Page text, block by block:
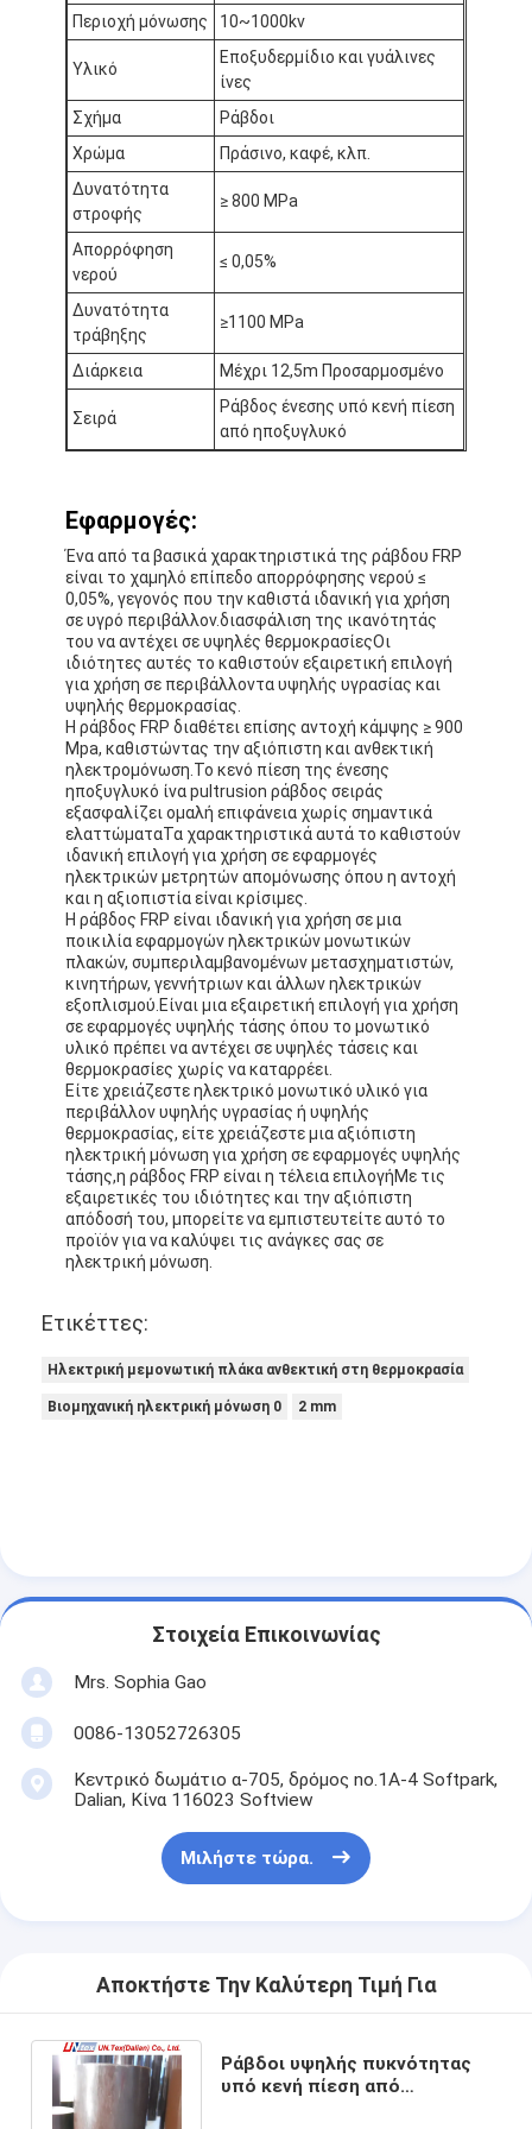
Γύρος εργοστασίων
Ποιοτικός έλεγχος
Μας ελάτε σε επαφή με
Συγκολλητική ταινία μόνωσης
Ταινία μόνωσης υφασμάτων γυαλιού
Ανθεκτική στη θερμότητα ταινία μόνωσης
Κολλητική ταινία υφασμάτων γυαλιού
Κολλητική ταινία ταινιών Polyimide
Ταινία υφασμάτων γυαλιού φύλλων αλουμινίου αργιλίου
Αντιμέτωπο φύλλο αλουμινίου έγγραφο της Kraft
Ύφασμα φίμπεργκλας φύλλων αλουμινίου αργιλίου
Scrim φύλλων αλουμινίου ταινία
Ταινία αγωγών υφασμάτων
Το διπλάσιο πλαισίωσε την κολλητική ταινία
Κολλητική ταινία της PET
Ρίψη επένδυσης ακρίβειας
Ηλεκτρική πίνακα μόνωσης
Περιοχή μόνωσης 10~1000kv
Υλικό
Εποξυδερμίδιο και γυάλινες
ίνες
Σχήμα
Ράβδοι
Χρώμα
Πράσινο, καφέ, κλπ.
Δυνατότητα
στροφής
≥ 800 MPa
Απορρόφηση
νερού
≤ 0,05%
Δυνατότητα
τράβηξης
≥1100 MPa
Διάρκεια Μέχρι 12,5m Προσαρμοσμένο
Σειρά
Ράβδος ένεσης υπό κενή πίεση
από ηποξυγλυκό
Εφαρμογές:
Ένα από τα βασικά χαρακτηριστικά της ράβδου FRP
είναι το χαμηλό επίπεδο απορρόφησης νερού ≤
0,05%, γεγονός που την καθιστά ιδανική για χρήση
σε υγρό περιβάλλον.διασφάλιση της ικανότητάς
του να αντέχει σε υψηλές θερμοκρασίεςΟι
ιδιότητες αυτές το καθιστούν εξαιρετική επιλογή
για χρήση σε περιβάλλοντα υψηλής υγρασίας και
υψηλής θερμοκρασίας.
Η ράβδος FRP διαθέτει επίσης αντοχή κάμψης ≥ 900
Mpa, καθιστώντας την αξιόπιστη και ανθεκτική
ηλεκτρομόνωση.Το κενό πίεση της ένεσης
ηποξυγλυκό ίνα pultrusion ράβδος σειράς
εξασφαλίζει ομαλή επιφάνεια χωρίς σημαντικά
ελαττώματαΤα χαρακτηριστικά αυτά το καθιστούν
ιδανική επιλογή για χρήση σε εφαρμογές
ηλεκτρικών μετρητών απομόνωσης όπου η αντοχή
και η αξιοπιστία είναι κρίσιμες.
Η ράβδος FRP είναι ιδανική για χρήση σε μια
ποικιλία εφαρμογών ηλεκτρικών μονωτικών
πλακών, συμπεριλαμβανομένων μετασχηματιστών,
κινητήρων, γεννήτριων και άλλων ηλεκτρικών
εξοπλισμού.Είναι μια εξαιρετική επιλογή για χρήση
σε εφαρμογές υψηλής τάσης όπου το μονωτικό
υλικό πρέπει να αντέχει σε υψηλές τάσεις και
θερμοκρασίες χωρίς να καταρρέει.
Είτε χρειάζεστε ηλεκτρικό μονωτικό υλικό για
περιβάλλον υψηλής υγρασίας ή υψηλής
θερμοκρασίας, είτε χρειάζεστε μια αξιόπιστη
ηλεκτρική μόνωση για χρήση σε εφαρμογές υψηλής
τάσης,η ράβδος FRP είναι η τέλεια επιλογήΜε τις
εξαιρετικές του ιδιότητες και την αξιόπιστη
απόδοσή του, μπορείτε να εμπιστευτείτε αυτό το
προϊόν για να καλύψει τις ανάγκες σας σε
ηλεκτρική μόνωση.
Ετικέττες:
Ηλεκτρική μεμονωτική πλάκα ανθεκτική στη θερμοκρασία
Βιομηχανική ηλεκτρική μόνωση 0 2 mm
Στοιχεία Επικοινωνίας
Mrs. Sophia Gao
0086-13052726305
Κεντρικό δωμάτιο α-705, δρόμος no.1A-4 Softpark,
Dalian, Κίνα 116023 Softview
Μιλήστε τώρα.
Αποκτήστε Την Καλύτερη Τιμή Για
Ράβδοι υψηλής πυκνότητας
υπό κενή πίεση από